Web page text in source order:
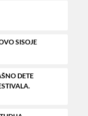
SISOJE
DETE